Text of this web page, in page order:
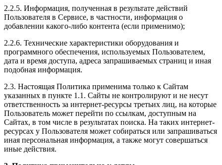
2.2.5. Информация, полученная в результате действий
Пользователя в Сервисе, в частности, информация о
добавлении какого-либо контента (если применимо);
2.2.6. Технические характеристики оборудования и
программного обеспечения, используемых Пользователем,
дата и время доступа, адреса запрашиваемых страниц и иная
подобная информация.
2.3. Настоящая Политика применима только к Сайтам
указанных в пункте 1.1. Сайты не контролируют и не несут
ответственность за интернет-ресурсы третьих лиц, на которые
Пользователь может перейти по ссылкам, доступным на
Сайтах, в том числе в результатах поиска. На таких интернет-
ресурсах у Пользователя может собираться или запрашиваться
иная персональная информация, а также могут совершаться
иные действия.